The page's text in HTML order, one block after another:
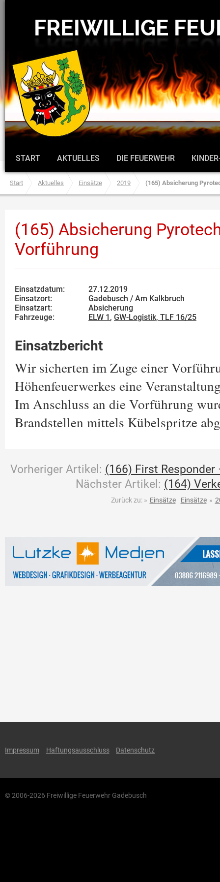
START AKTUELLES DIE FEUERWEHR
Start Aktuelles Einsätze 2019 (165) Absicherung
(165) Absicherung
Vorführung
Einsatzdatum:
27.12.2019
Einsatzort:
Gadebusch / Am Kalkbruch
Einsatzart:
Absicherung
Fahrzeuge:
ELW 1 , GW-Logistik, TLF 16/25
Einsatzbericht
Wir sicherten im Zuge einer
Höhenfeuerwerkes eine
Im Anschluss an die Vorführung
Brandstellen mittels Kübelspritze
Vorheriger Artikel: (166) First
Nächster Artikel: (164)
Zurück zu: » Einsätze Einsätze »
Impressum Haftungsausschluss Datenschutz
© 2006-2026 Freiwillige Feuerwehr Gadebusch